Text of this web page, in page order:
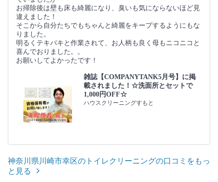
お掃除後は壁も床も綺麗になり、臭いも気にならないほど見
違えました！
そこから自分たちでもちゃんと綺麗をキープするようにもな
りました。
明るくテキパキと作業されて、お人柄も良く母もニコニコと
喜んでおりました。。
お願いしてよかったです！
雑誌【COMPANYTANK5月号】に掲
載されました！☆洗面所とセットで
1,000円OFF☆
ハウスクリーニングすもと
神奈川県川崎市幸区のトイレクリーニングの口コミをもっ
と見る